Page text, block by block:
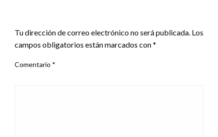
Tu dirección de correo electrónico no será publicada. Los
campos obligatorios están marcados con*
Comentario *